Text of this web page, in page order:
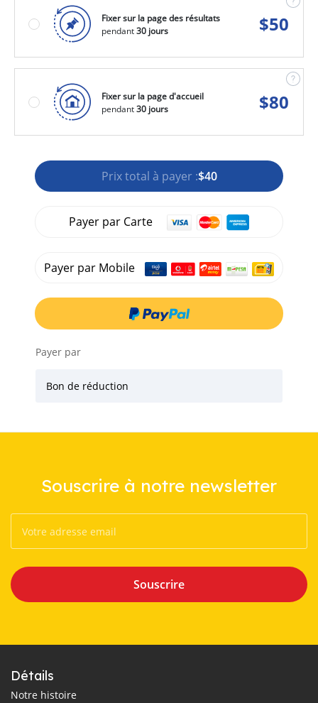
Fixer sur la page des résultats
pendant30 jours $50
Fixer sur la page d'accueil
pendant30 jours $80
Prix total à payer :$40
Payer par Carte
Payer par Mobile
Payer par
Bon de réduction
Souscrire à notre newsletter
Souscrire
Détails
Notre histoire